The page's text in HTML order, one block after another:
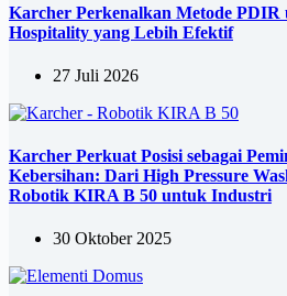
Karcher Perkenalkan Metode PDIR
Hospitality yang Lebih Efektif
27 Juli 2026
Karcher Perkuat Posisi sebagai
Kebersihan: Dari High Pressure
Robotik KIRA B 50 untuk Industri
30 Oktober 2025